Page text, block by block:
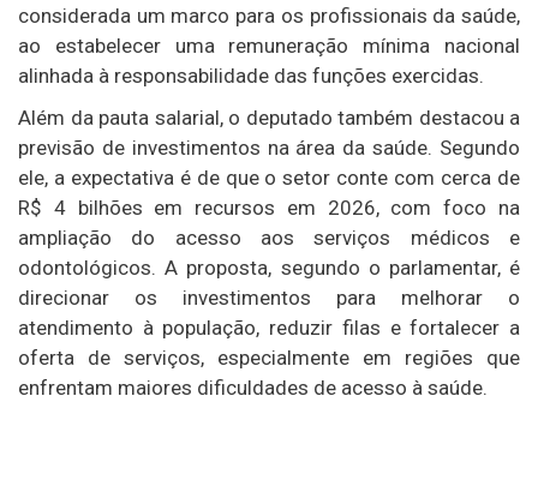
considerada um marco para os profissionais da saúde,
ao estabelecer uma remuneração mínima nacional
alinhada à responsabilidade das funções exercidas.
Além da pauta salarial, o deputado também destacou a
previsão de investimentos na área da saúde. Segundo
ele, a expectativa é de que o setor conte com cerca de
R$ 4 bilhões em recursos em 2026, com foco na
ampliação do acesso aos serviços médicos e
odontológicos. A proposta, segundo o parlamentar, é
direcionar os investimentos para melhorar o
atendimento à população, reduzir filas e fortalecer a
oferta de serviços, especialmente em regiões que
enfrentam maiores dificuldades de acesso à saúde.